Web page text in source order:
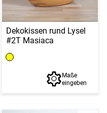
Dekokissen rund Lysel
#2T Masiaca
Maße
eingeben